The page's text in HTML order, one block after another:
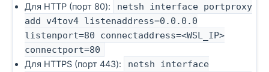
Для HTTP (порт 80):
netsh interface portproxy
add v4tov4 listenaddress=0.0.0.0
listenport=80 connectaddress=<WSL_IP>
connectport=80
Для HTTPS (порт 443):
netsh interface